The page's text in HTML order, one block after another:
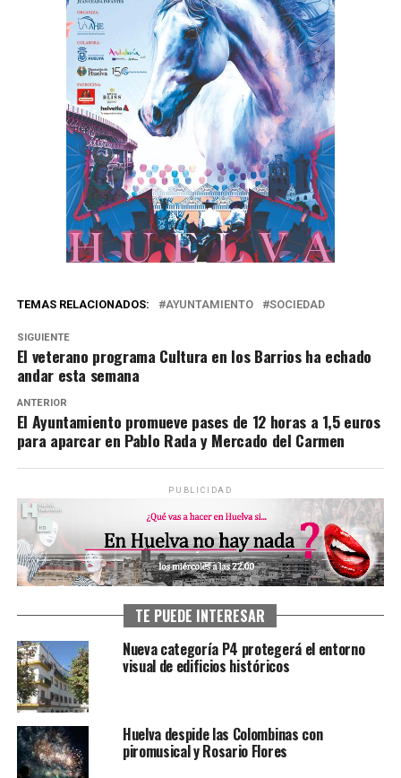
TEMAS RELACIONADOS: AYUNTAMIENTO SOCIEDAD
SIGUIENTE
El veterano programa Cultura en los Barrios ha echado
andar esta semana
ANTERIOR
El Ayuntamiento promueve pases de 12 horas a 1,5 euros
para aparcar en Pablo Rada y Mercado del Carmen
PUBLICIDAD
TE PUEDE INTERESAR
Nueva categoría P4 protegerá el entorno
visual de edificios históricos
Huelva despide las Colombinas con
piromusical y Rosario Flores